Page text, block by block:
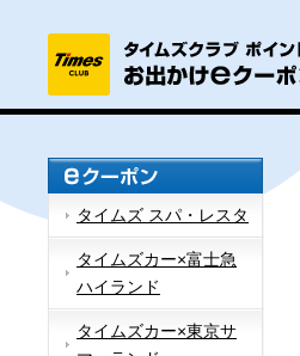
タイムズ スパ・レスタ
タイムズカー×富士急
ハイランド
タイムズカー×東京サ